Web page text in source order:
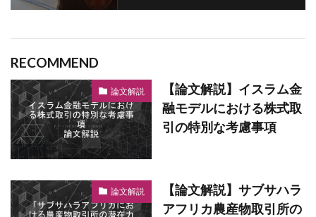
RECOMMEND
論文解説
【論文解説】イスラム金
融モデルにおける株式取
引の特別な考慮事項
論文解説
【論文解説】サブサハラ
アフリカ農産物取引所の